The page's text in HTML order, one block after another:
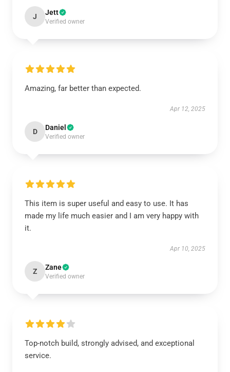
J Jett
Verified owner
Amazing, far better than expected.
Apr 12, 2025
D Daniel
Verified owner
This item is super useful and easy to use. It has
made my life much easier and I am very happy with
it.
Apr 10, 2025
Z Zane
Verified owner
Top-notch build, strongly advised, and exceptional
service.